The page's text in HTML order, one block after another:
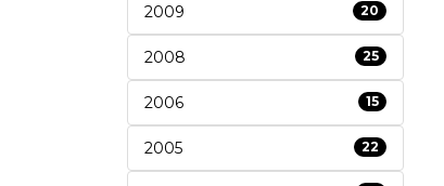
2009 20
2008 25
2006 15
2005 22